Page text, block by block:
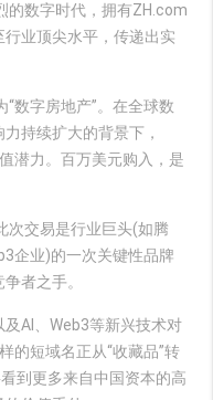
数字时代，拥有ZH.com
业顶尖水平，传递出实
字房地产”。在全球数
持续扩大的背景下，
潜力。百万美元购入，是
交易是行业巨头(如腾
企业)的一次关键性品牌
者之手。
AI、Web3等新兴技术对
的短域名正从“收藏品”转
到更多来自中国资本的高